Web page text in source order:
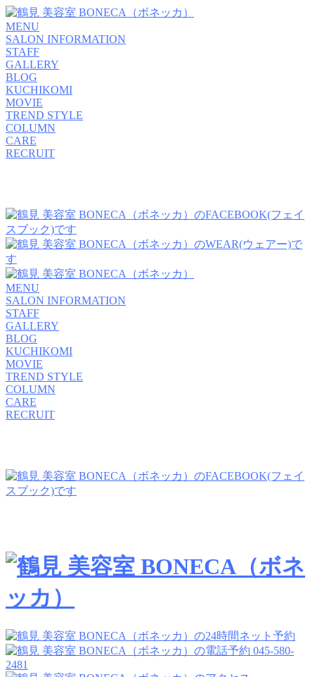
MENU
SALON INFORMATION
STAFF
GALLERY
BLOG
KUCHIKOMI
MOVIE
TREND STYLE
COLUMN
CARE
RECRUIT
MENU
SALON INFORMATION
STAFF
GALLERY
BLOG
KUCHIKOMI
MOVIE
TREND STYLE
COLUMN
CARE
RECRUIT
045-580-
2481